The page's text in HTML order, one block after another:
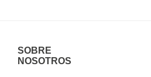
SOBRE
NOSOTROS